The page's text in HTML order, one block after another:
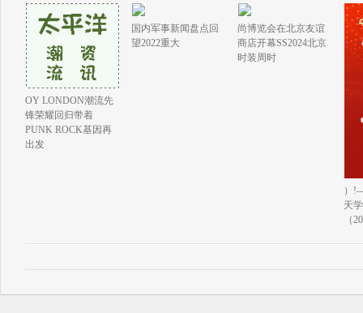
OY LONDON潮流先
锋荣耀回归带着
PUNK ROCK基因再
出发
国内军事新闻盘点回
望2022重大
尚博览会在北京友谊
商店开幕SS2024北京
时装周时
）
天
（